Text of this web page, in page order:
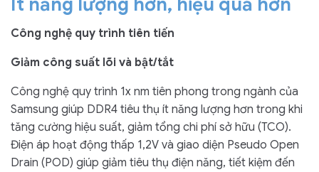
Ít năng lượng hơn, hiệu quả hơn
Công nghệ quy trình tiên tiến
Giảm công suất lõi và bật/tắt
Công nghệ quy trình 1x nm tiên phong trong ngành của
Samsung giúp DDR4 tiêu thụ ít năng lượng hơn trong khi
tăng cường hiệu suất, giảm tổng chi phí sở hữu (TCO).
Điện áp hoạt động thấp 1,2V và giao diện Pseudo Open
Drain (POD) giúp giảm tiêu thụ điện năng, tiết kiệm đến